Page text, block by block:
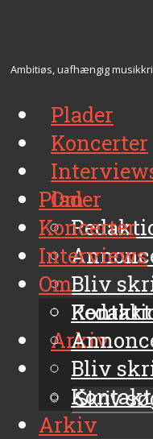
Ambitiøs, uafhængig
Plader
Koncerter
Om
Bliv
Kontakt
Arkiv
Plader
Koncerter
Interviews
Om
Bliv
Kontakt
Arkiv